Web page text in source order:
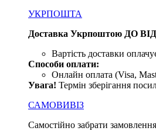
УКРПОШТА
Доставка Укрпоштою ДО
Вартість доставки
Способи оплати:
Онлайн оплата (Visa,
Увага! Термін зберігання
САМОВИВІЗ
Самостійно забрати